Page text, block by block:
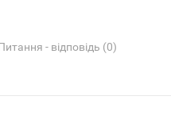
- відповідь (0)